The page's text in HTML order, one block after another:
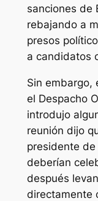
sanciones de
rebajando a
presos
a candidatos
Sin embargo,
el Despacho
introdujo
reunión dijo
presidente de
deberían
después
directamente